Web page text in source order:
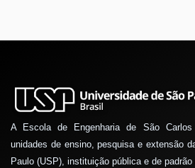
A Escola de Engenharia de São
unidades de ensino, pesquisa e extensão
Paulo (USP), instituição pública e de padrão